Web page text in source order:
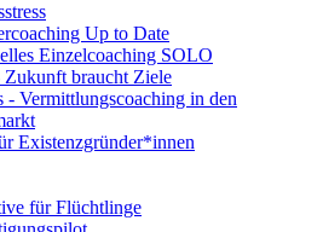
Up to Date
Einzelcoaching SOLO
Zukunft braucht Ziele
- Vermittlungscoaching in den
Existenzgründer*innen
für Flüchtlinge